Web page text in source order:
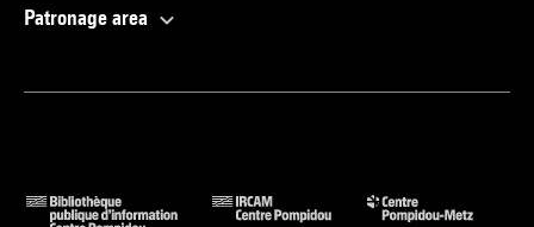
Patronage area